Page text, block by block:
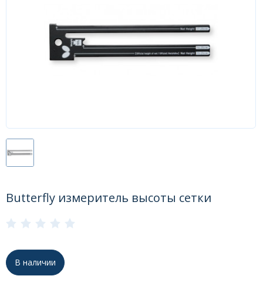
Butterfly измеритель высоты сетки
В наличии